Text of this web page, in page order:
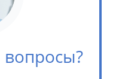
вопросы?